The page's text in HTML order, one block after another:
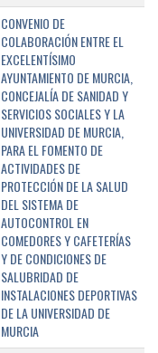
CONVENIO DE
COLABORACIÓN ENTRE EL
EXCELENTÍSIMO
AYUNTAMIENTO DE MURCIA,
CONCEJALÍA DE SANIDAD Y
SERVICIOS SOCIALES Y LA
UNIVERSIDAD DE MURCIA,
PARA EL FOMENTO DE
ACTIVIDADES DE
PROTECCIÓN DE LA SALUD
DEL SISTEMA DE
AUTOCONTROL EN
COMEDORES Y CAFETERÍAS
Y DE CONDICIONES DE
SALUBRIDAD DE
INSTALACIONES DEPORTIVAS
DE LA UNIVERSIDAD DE
MURCIA